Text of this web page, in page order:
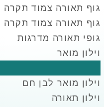
גוף תאורה צמוד תקרה
גוף תאורה צמוד תקרה
גופי תאורה מדרגות
וילון מואר
וילון מואר לבן חם
וילון תאורה